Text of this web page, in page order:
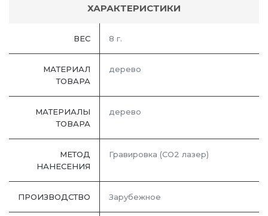
ХАРАКТЕРИСТИКИ
ВЕС 8 г.
МАТЕРИАЛ
ТОВАРА
дерево
МАТЕРИАЛЫ
ТОВАРА
дерево
МЕТОД
НАНЕСЕНИЯ
Гравировка (CO2 лазер)
ПРОИЗВОДСТВО Зарубежное